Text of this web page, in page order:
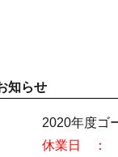
知らせ
2020年度ゴ
休業日 ： 4